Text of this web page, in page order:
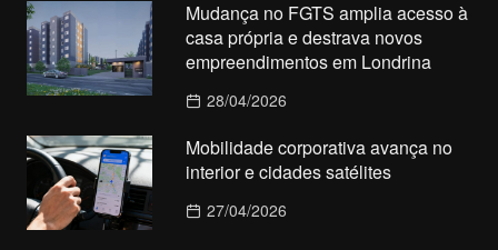
Mudança no FGTS amplia acesso à
casa própria e destrava novos
empreendimentos em Londrina
28/04/2026
Mobilidade corporativa avança no
interior e cidades satélites
27/04/2026